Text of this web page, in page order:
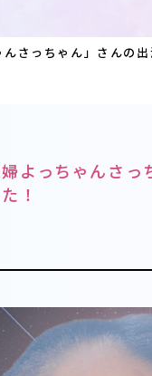
んさっちゃん」さんの
婦よっちゃんさ
！